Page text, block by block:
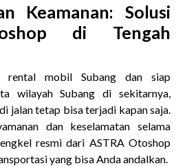
Keamanan: Solusi
di Tengah
rental mobil Subang dan siap
wilayah Subang di sekitarnya,
jalan tetap bisa terjadi kapan saja.
dan keselamatan selama
resmi dari ASTRA Otoshop
yang bisa Anda andalkan.